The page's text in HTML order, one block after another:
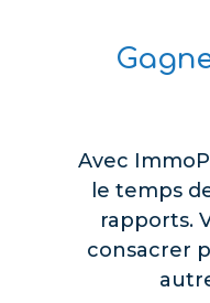
Avec
le temps
rapports.
consacrer